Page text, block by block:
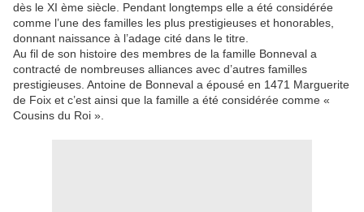
dès le XI ème siècle. Pendant longtemps elle a été considérée
comme l’une des familles les plus prestigieuses et honorables,
donnant naissance à l’adage cité dans le titre.
Au fil de son histoire des membres de la famille Bonneval a
contracté de nombreuses alliances avec d’autres familles
prestigieuses. Antoine de Bonneval a épousé en 1471 Marguerite
de Foix et c’est ainsi que la famille a été considérée comme «
Cousins du Roi ».